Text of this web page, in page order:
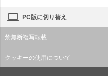
PC版に切り替え
禁無断複写転載
クッキーの使用について